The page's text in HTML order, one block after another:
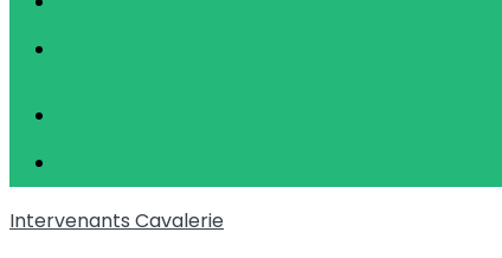
Intervenants Cavalerie